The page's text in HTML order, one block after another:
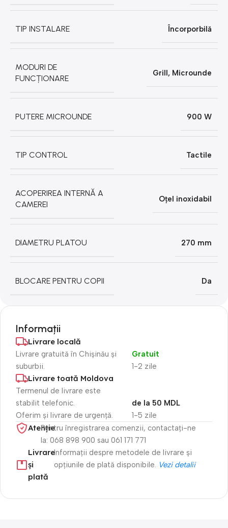
TIP INSTALARE Încorporbilă
MODURI DE
FUNCȚIONARE
Grill, Microunde
PUTERE MICROUNDE 900 W
TIP CONTROL Tactile
ACOPERIREA INTERNĂ A
CAMEREI
Oțel inoxidabil
DIAMETRU PLATOU 270 mm
BLOCARE PENTRU COPII Da
Informații
Livrare locală
Livrare gratuită în Chișinău și
suburbii.
1-2 zile
Gratuit
Livrare toată Moldova
Termenul de livrare este
stabilit telefonic.
Oferim și livrare de urgență.
1-5 zile
de la 50 MDL
Atenție​Pentru înregistrarea comenzii, contactați-ne
la: 068 898 900 sau 061 171 771
Livrare
și
plată
Informații despre metodele de livrare și
opțiunile de plată disponibile. Vezi detalii